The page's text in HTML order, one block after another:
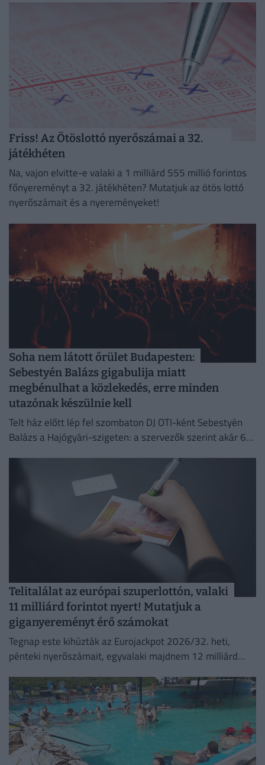
Friss! Az Ötöslottó nyerőszámai a 32.
játékhéten
Na, vajon elvitte-e valaki a 1 milliárd 555 millió forintos
főnyereményt a 32. játékhéten? Mutatjuk az ötös lottó
nyerőszámait és a nyereményeket!
Soha nem látott őrület Budapesten:
Sebestyén Balázs gigabulija miatt
megbénulhat a közlekedés, erre minden
utazónak készülnie kell
Telt ház előtt lép fel szombaton DJ OTI-ként Sebestyén
Balázs a Hajógyári-szigeten: a szervezők szerint akár 65
Telitalálat az európai szuperlottón, valaki
11 milliárd forintot nyert! Mutatjuk a
giganyereményt érő számokat
Tegnap este kihúzták az Eurojackpot 2026/32. heti,
pénteki nyerőszámait, egyvalaki majdnem 12 milliárd